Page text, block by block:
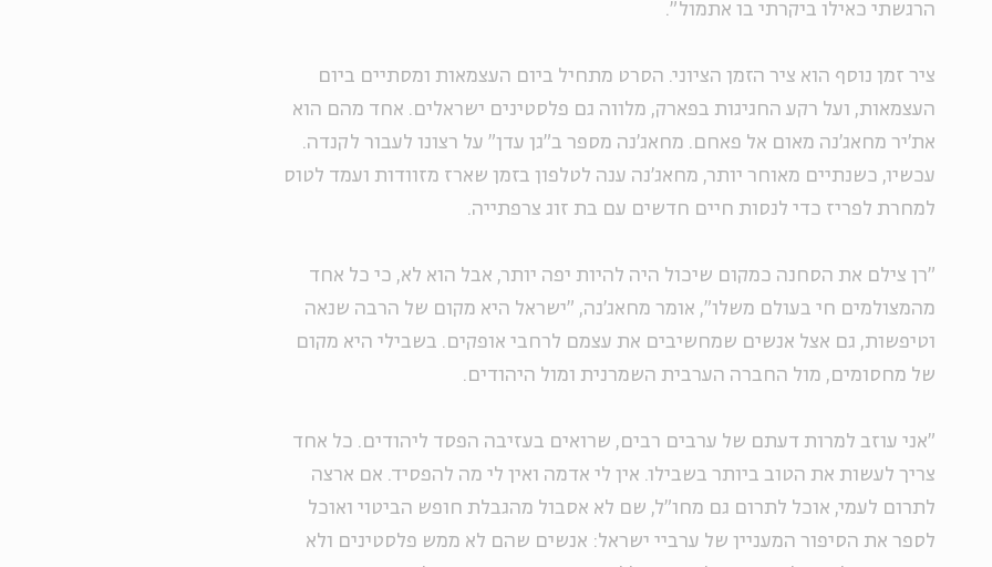
הרגשתי כאילו ביקרתי בו אתמול".
ציר זמן נוסף הוא ציר הזמן הציוני. הסרט מתחיל ביום העצמאות ומסתיים ביום
העצמאות, ועל רקע החגיגות בפארק, מלווה גם פלסטינים ישראלים. אחד מהם הוא
את'יר מחאג'נה מאום אל פאחם. מחאג'נה מספר ב"גן עדן" על רצונו לעבור לקנדה.
עכשיו, כשנתיים מאוחר יותר, מחאג'נה ענה לטלפון בזמן שארז מזוודות ועמד לטוס
למחרת לפריז כדי לנסות חיים חדשים עם בת זוג צרפתייה.
"רן צילם את הסחנה כמקום שיכול היה להיות יפה יותר, אבל הוא לא, כי כל אחד
מהמצולמים חי בעולם משלו", אומר מחאג'נה, "ישראל היא מקום של הרבה שנאה
וטיפשות, גם אצל אנשים שמחשיבים את עצמם לרחבי אופקים. בשבילי היא מקום
של מחסומים, מול החברה הערבית השמרנית ומול היהודים.
"אני עוזב למרות דעתם של ערבים רבים, שרואים בעזיבה הפסד ליהודים. כל אחד
צריך לעשות את הטוב ביותר בשבילו. אין לי אדמה ואין לי מה להפסיד. אם ארצה
לתרום לעמי, אוכל לתרום גם מחו"ל, שם לא אסבול מהגבלת חופש הביטוי ואוכל
לספר את הסיפור המעניין של ערביי ישראל: אנשים שהם לא ממש פלסטינים ולא